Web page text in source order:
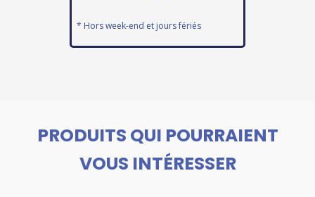
* Hors week-end et jours fériés
PRODUITS QUI POURRAIENT
VOUS INTÉRESSER